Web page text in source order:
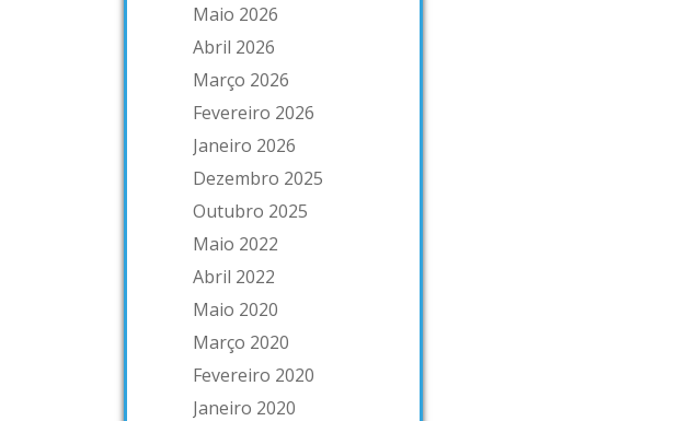
Maio 2026
Abril 2026
Março 2026
Fevereiro 2026
Janeiro 2026
Dezembro 2025
Outubro 2025
Maio 2022
Abril 2022
Maio 2020
Março 2020
Fevereiro 2020
Janeiro 2020